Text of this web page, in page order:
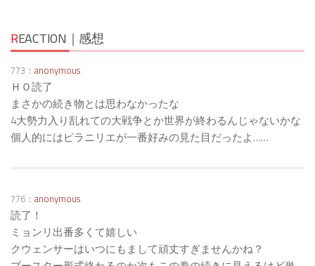
REACTION｜感想
773： anonymous
ＨＯ読了
まさかの続き物とは思わなかったな
4大勢力入り乱れての大戦争とか世界が終わるんじゃないかな
個人的にはピラニリエが一番好みの見た目だったよ……
776： anonymous
読了！
ミョンリ出番多くて嬉しい
クウェンサーはいつにもまして頑丈すぎませんかね？